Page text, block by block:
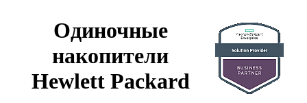
Одиночные
накопители
Hewlett Packard